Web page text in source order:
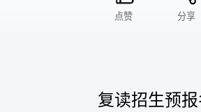
点赞 分享
复读招生预报